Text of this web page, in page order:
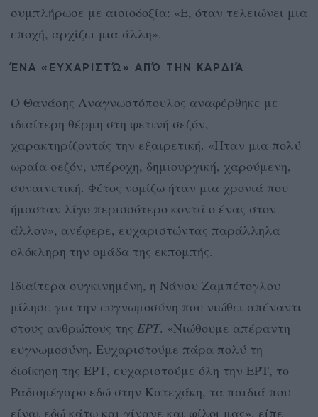
συμπλήρωσε με αισιοδοξία: «Ε, όταν τελειώνει μια
εποχή, αρχίζει μια άλλη».
ΈΝΑ «ΕΥΧΑΡΙΣΤΏ» ΑΠΌ ΤΗΝ ΚΑΡΔΙΆ
Ο Θανάσης Αναγνωστόπουλος αναφέρθηκε με
ιδιαίτερη θέρμη στη φετινή σεζόν,
χαρακτηρίζοντάς την εξαιρετική. «Ήταν μια πολύ
ωραία σεζόν, υπέροχη, δημιουργική, χαρούμενη,
συναινετική. Φέτος νομίζω ήταν μια χρονιά που
ήμασταν λίγο περισσότερο κοντά ο ένας στον
άλλον», ανέφερε, ευχαριστώντας παράλληλα
ολόκληρη την ομάδα της εκπομπής.
Ιδιαίτερα συγκινημένη, η Νάνσυ Ζαμπέτογλου
μίλησε για την ευγνωμοσύνη που νιώθει απέναντι
στους ανθρώπους της ΕΡΤ. «Νιώθουμε απέραντη
ευγνωμοσύνη. Ευχαριστούμε πάρα πολύ τη
διοίκηση της ΕΡΤ, ευχαριστούμε όλη την ΕΡΤ, το
Ραδιομέγαρο εδώ στην Κατεχάκη, τα παιδιά που
είναι εδώ κάτω και γίνανε και φίλοι μας», είπε